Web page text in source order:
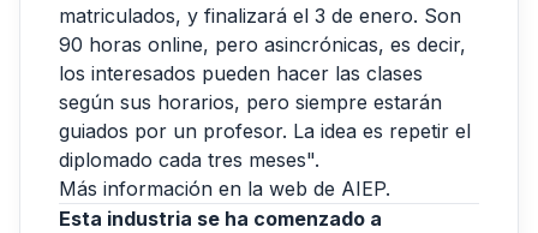
matriculados, y finalizará el 3 de enero. Son
90 horas online, pero asincrónicas, es decir,
los interesados pueden hacer las clases
según sus horarios, pero siempre estarán
guiados por un profesor. La idea es repetir el
diplomado cada tres meses".
Más información en la web de AIEP.
Esta industria se ha comenzado a